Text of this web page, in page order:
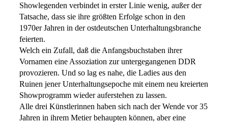
Showlegenden verbindet in erster Linie wenig, außer der
Tatsache, dass sie ihre größten Erfolge schon in den
1970er Jahren in der ostdeutschen Unterhaltungsbranche
feierten.
Welch ein Zufall, daß die Anfangsbuchstaben ihrer
Vornamen eine Assoziation zur untergegangenen DDR
provozieren. Und so lag es nahe, die Ladies aus den
Ruinen jener Unterhaltungsepoche mit einem neu kreierten
Showprogramm wieder auferstehen zu lassen.
Alle drei Künstlerinnen haben sich nach der Wende vor 35
Jahren in ihrem Metier behaupten können, aber eine